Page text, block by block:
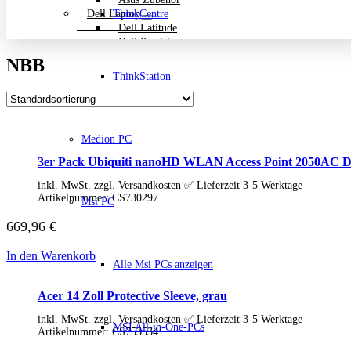
ThinkCentre
ThinkStation
Medion PC
Msi PC
Alle Msi PCs anzeigen
MSI All-in-One-PCs
Dell Laptop
Dell Latitude
Dell Precision
Gigabyte Laptop
Gigabyte Aero
Gigabyte Aorus
HP Laptop
200 Serie
Dragonfly
EliteBook
ENVY
ZBook Workstation
ZBook Fury
ZBook Studio
ZBook Workstation
NBB
3er Pack Ubiquiti nanoHD WLAN Access Point 2050AC
inkl. MwSt. zzgl. Versandkosten ✅ Lieferzeit 3-5 Werktage
Artikelnummer:CS730297
669,96 €
In den Warenkorb
Acer 14 Zoll Protective Sleeve, grau
inkl. MwSt. zzgl. Versandkosten ✅ Lieferzeit 3-5 Werktage
Artikelnummer: CS753534